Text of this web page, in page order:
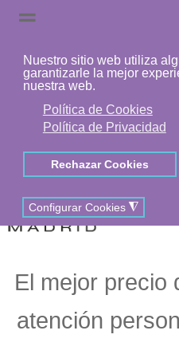
El mejor precio
atención